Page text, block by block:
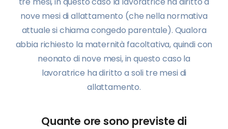
nove mesi di allattamento (che nella normativa
attuale si chiama congedo parentale). Qualora
abbia richiesto la maternità facoltativa, quindi con
neonato di nove mesi, in questo caso la
lavoratrice ha diritto a soli tre mesi di
allattamento.
Quante ore sono previste di